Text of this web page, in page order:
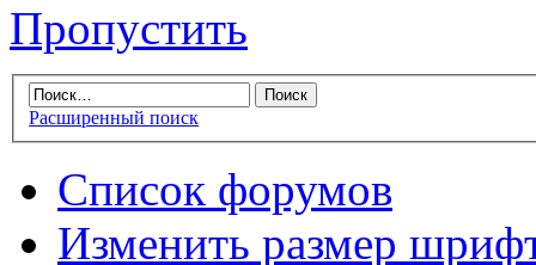
Пропустить
Расширенный поиск
Список форумов
Изменить размер